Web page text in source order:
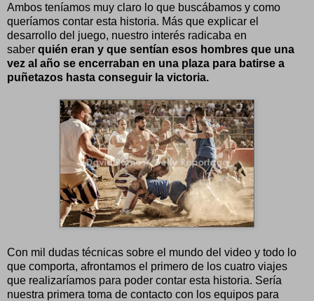
Ambos teníamos muy claro lo que buscábamos y como
queríamos contar esta historia. Más que explicar el
desarrollo del juego, nuestro interés radicaba en
saber quién eran y que sentían esos hombres que una
vez al año se encerraban en una plaza para batirse a
puñetazos hasta conseguir la victoria.
Con mil dudas técnicas sobre el mundo del video y todo lo
que comporta, afrontamos el primero de los cuatro viajes
que realizaríamos para poder contar esta historia. Sería
nuestra primera toma de contacto con los equipos para